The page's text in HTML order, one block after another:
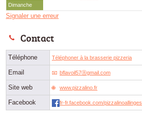
Dimanche
Signaler une erreur
Contact
Téléphone Téléphoner à la brasserie pizzeria
Email bflavoil57ⓐgmail.com
Site web www.pizzalino.fr
Facebook fr-fr.facebook.com/pizzalinoallinges